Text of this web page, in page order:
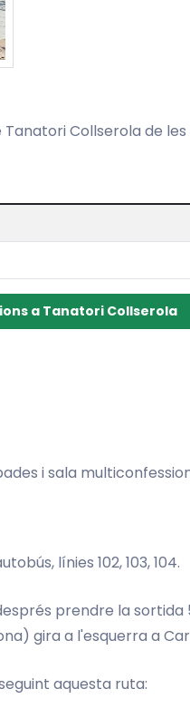
Collserola de
a Tanatori Collserola
i sala
línies 102, 103, 104.
prendre la
gira a l'esquerra a
aquesta ruta: